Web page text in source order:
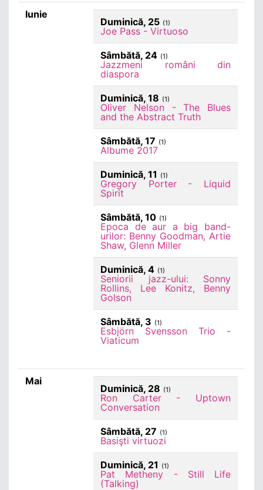
Iunie
Duminică, 25 (1)
Joe Pass - Virtuoso
Sâmbătă, 24 (1)
Jazzmeni români din
diaspora
Duminică, 18 (1)
Oliver Nelson - The Blues
and the Abstract Truth
Sâmbătă, 17 (1)
Albume 2017
Duminică, 11 (1)
Gregory Porter - Liquid
Spirit
Sâmbătă, 10 (1)
Epoca de aur a big band-
urilor: Benny Goodman, Artie
Shaw, Glenn Miller
Duminică, 4 (1)
Seniorii jazz-ului: Sonny
Rollins, Lee Konitz, Benny
Golson
Sâmbătă, 3 (1)
Esbjörn Svensson Trio -
Viaticum
Mai
Duminică, 28 (1)
Ron Carter - Uptown
Conversation
Sâmbătă, 27 (1)
Basişti virtuozi
Duminică, 21 (1)
Pat Metheny - Still Life
(Talking)